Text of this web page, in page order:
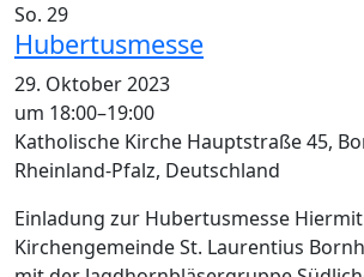
So. 29
Hubertusmesse
29. Oktober 2023
um 18:00–19:00
Katholische Kirche Hauptstraße 45,
Rheinland-Pfalz, Deutschland
Einladung zur Hubertusmesse
Kirchengemeinde St. Laurentius